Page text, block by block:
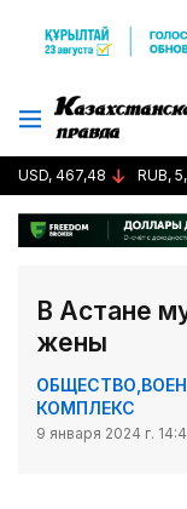
USD, 467,48 RUB,
В Астане
жены
ОБЩЕСТВО
КОМПЛЕКС
9 января 2024 г.